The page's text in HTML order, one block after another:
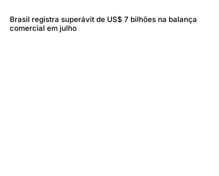
Brasil registra superávit de US$ 7 bilhões na balança
comercial em julho